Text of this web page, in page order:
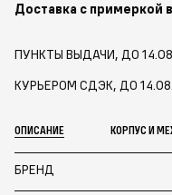
Доставка с примеркой в
ПУНКТЫ ВЫДАЧИ, ДО
КУРЬЕРОМ СДЭК, ДО
ОПИСАНИЕ КОРПУС И
БРЕНД